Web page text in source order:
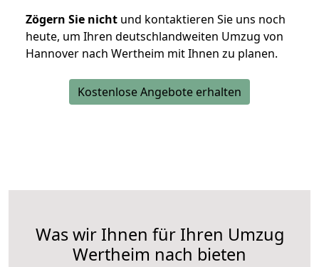
Zögern Sie nicht und kontaktieren Sie uns noch
heute, um Ihren deutschlandweiten Umzug von
Hannover nach Wertheim mit Ihnen zu planen.
Kostenlose Angebote erhalten
Was wir Ihnen für Ihren Umzug
Wertheim nach bieten